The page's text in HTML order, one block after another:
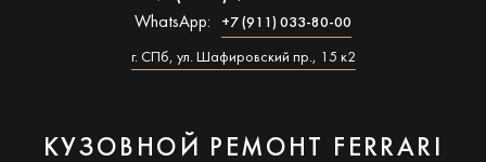
WhatsApp: +7 (911) 033-80-00
г. СПб, ул. Шафировский пр., 15 к2
КУЗОВНОЙ РЕМОНТ FERRARI